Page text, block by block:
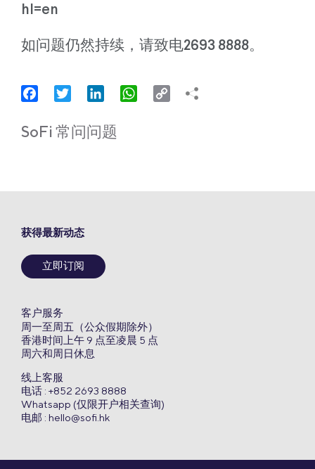
hl=en
如问题仍然持续，请致电2693 8888。
FacebookTwitter LinkedInWhatsApp
Copy
SoFi 常问问题
获得最新动态
立即订阅
客户服务
周一至周五（公众假期除外）
香港时间上午 9 点至凌晨 5 点
周六和周日休息
线上客服
电话 : +852 2693 8888
Whatsapp (仅限开户相关查询)
电邮 : hello@sofi.hk